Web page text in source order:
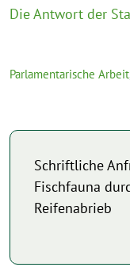
Die Antwort der
Parlamentarische Arbeit
Schriftliche
Fischfauna
Reifenabrieb